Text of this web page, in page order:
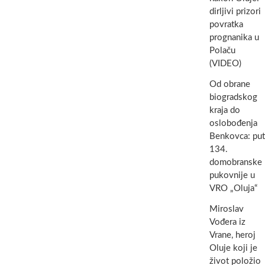
dirljivi prizori
povratka
prognanika u
Polaču
(VIDEO)
Od obrane
biogradskog
kraja do
oslobođenja
Benkovca: put
134.
domobranske
pukovnije u
VRO „Oluja“
Miroslav
Vođera iz
Vrane, heroj
Oluje koji je
život položio